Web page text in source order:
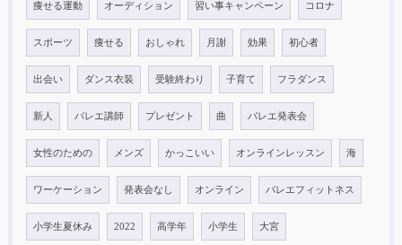
痩せる運動 オーディション 習い事キャンペーン コロナ
スポーツ 痩せる おしゃれ 月謝 効果 初心者
出会い ダンス衣装 受験終わり 子育て フラダンス
新人 バレエ講師 プレゼント 曲 バレエ発表会
女性のための メンズ かっこいい オンラインレッスン 海
ワーケーション 発表会なし オンライン バレエフィットネス
小学生夏休み 2022 高学年 小学生 大宮